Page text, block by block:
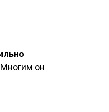
Многим он